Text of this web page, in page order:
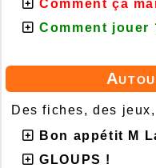
Comment ça
Comment jouer
Des fiches, des
Bon appétit M
GLOUPS !